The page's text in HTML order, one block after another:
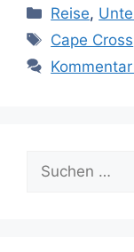
Kategorien
Reise,
Cape Cross
Suchen
nach: